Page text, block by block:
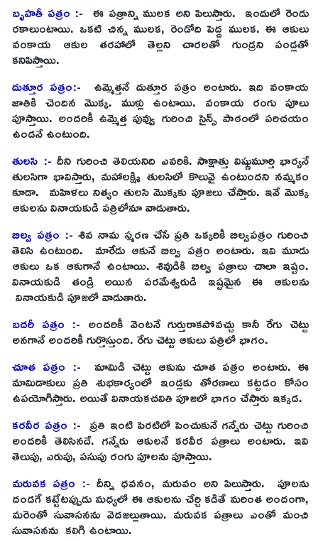
బృహ‌తీ ప‌త్రం :- ఈ పత్రాన్ని ముల‌క అని పిలుస్తారు. ఇందులో రెండు
ర‌కాలుంటాయి. ఒక‌టి చిన్న ముల‌క, రెండోది పెద్ద ముల‌క‌. ఈ ఆకులు
వంకాయ ఆకుల త‌ర‌హాలో తెల్ల‌ని చార‌ల‌తో గుండ్ర‌ని పండ్ల‌తో
కనిపిస్తాయి.
దుత్తూర పత్రం:- ఉమ్మెత్త‌నే దుత్తూర ప‌త్రం అంటారు. ఇది వంకాయ
జాతికి చెందిన మొక్క‌. ముళ్లు ఉంటాయి. వంకాయ రంగు పూలు
పూస్తాయి. అందరికీ ఉమ్మెత్త పువ్వు గురించి సైన్స్ పాఠంలో పరిచయం
ఉండనే ఉంటుంది.
తుల‌సి :- దీని గురించి తెలియనిది ఎవరికి. సాక్షాత్తు విష్ణుమూర్తి భార్యనే
తులసిగా భావిస్తారు, మహాలక్ష్మి తుల‌సిలో కొలువై ఉంటుందని నమ్మకం
కూడా. మ‌హిళ‌లు నిత్యం తుల‌సి మొక్క‌కు పూజ‌లు చేస్తారు. ఇవే మొక్క
ఆకులను వినాయ‌కుడి ప‌త్రిలోనూ వాడుతారు.
బిల్వ ప‌త్రం :- శివ నామ స్మరణ చేసే ప్రతి ఒక్కరికీ బిల్వపత్రం గురించి
తెలిసి ఉంటుంది. మారేడు ఆకునే బిల్వ ప‌త్రం అంటారు. ఇవి మూడు
ఆకులు ఒక ఆకుగానే ఉంటాయి. శివుడికి బిల్వ పత్రాలు చాలా ఇష్టం.
వినాయకుడి తండ్రి అయిన పరమేశ్వరుడి ఇష్టమైన ఈ ఆకులను
వినాయకుడి పూజ‌లో వాడుతారు.
బ‌ద‌రీ ప‌త్రం :- అందరికీ వెంటనే గుర్తురాకపోవచ్చు కానీ రేగు చెట్టు
అనగానే అందరికీ గుర్తొస్తుంది. రేగు చెట్టు ఆకులు పత్రిలో భాగం.
చూత ప‌త్రం :- మామిడి చెట్టు ఆకును చూత ప‌త్రం అంటారు. ఈ
మామిడాకులు ప్రతి శుభకార్యంలో ఇండ్ల‌కు తోర‌ణాలు క‌ట్టడం కోసం
ఉపయోగిస్తారు. అయితే వినాయకచవితి పూజలో భాగం చేస్తారు ఇక్కడ.
కరవీర పత్రం :- ప్రతి ఇంటి పెరటిలో పెంచుకునే గన్నేరు చెట్టు గురించి
అందరికీ తెలిసినదే. గ‌న్నేరు ఆకుల‌నే క‌ర‌వీర ప‌త్రాలు అంటారు. ఇవి
తెలుపు, ఎరుపు, ప‌సుపు రంగు పూల‌ను పూస్తాయి.
మ‌రువ‌క ప‌త్రం :-దీన్ని ధ‌వ‌నం, మ‌రువం అని పిలుస్తారు. పూలను
దండగే కట్టేటప్పుడు మధ్యలో ఈ ఆకులను చేర్చి కడితే మరింత అందంగా,
మరెంతో సువాసనను వెదజల్లుతాయి. మరువక పత్రాలు ఎంతో మంచి
సువాసనను క‌లిగి ఉంటాయి.